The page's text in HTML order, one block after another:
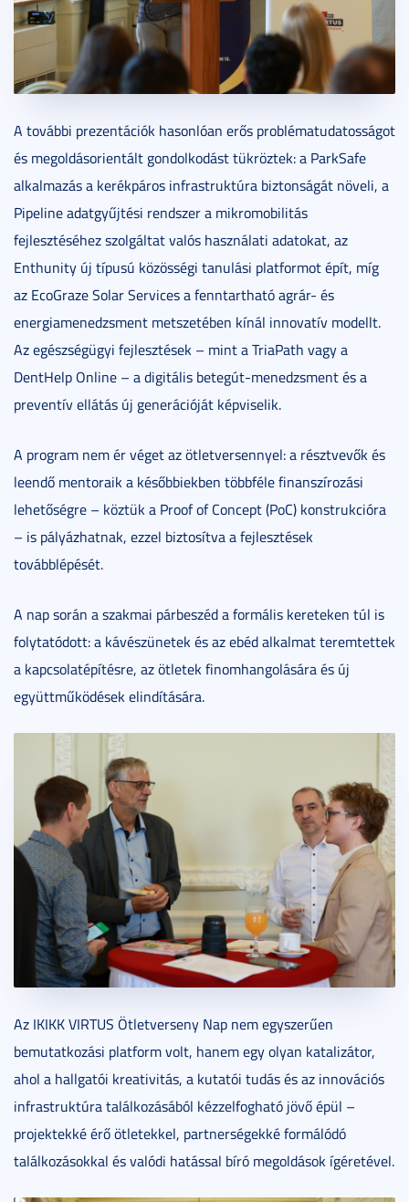
A további prezentációk hasonlóan erős problématudatosságot
és megoldásorientált gondolkodást tükröztek: a ParkSafe
alkalmazás a kerékpáros infrastruktúra biztonságát növeli, a
Pipeline adatgyűjtési rendszer a mikromobilitás
fejlesztéséhez szolgáltat valós használati adatokat, az
Enthunity új típusú közösségi tanulási platformot épít, míg
az EcoGraze Solar Services a fenntartható agrár- és
energiamenedzsment metszetében kínál innovatív modellt.
Az egészségügyi fejlesztések – mint a TriaPath vagy a
DentHelp Online – a digitális betegút-menedzsment és a
preventív ellátás új generációját képviselik.
A program nem ér véget az ötletversennyel: a résztvevők és
leendő mentoraik a későbbiekben többféle finanszírozási
lehetőségre – köztük a Proof of Concept (PoC) konstrukcióra
– is pályázhatnak, ezzel biztosítva a fejlesztések
továbblépését.
A nap során a szakmai párbeszéd a formális kereteken túl is
folytatódott: a kávészünetek és az ebéd alkalmat teremtettek
a kapcsolatépítésre, az ötletek finomhangolására és új
együttműködések elindítására.
Az IKIKK VIRTUS Ötletverseny Nap nem egyszerűen
bemutatkozási platform volt, hanem egy olyan katalizátor,
ahol a hallgatói kreativitás, a kutatói tudás és az innovációs
infrastruktúra találkozásából kézzelfogható jövő épül –
projektekké érő ötletekkel, partnerségekké formálódó
találkozásokkal és valódi hatással bíró megoldások ígéretével.